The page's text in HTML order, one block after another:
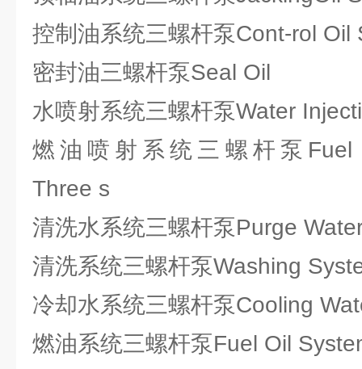
控制油系统三螺杆泵Cont-rol Oil
密封油三螺杆泵Seal Oil
水喷射系统三螺杆泵Water
燃油喷射系统三螺杆泵Fuel
Three s
清洗水系统三螺杆泵Purge
清洗系统三螺杆泵Washing
冷却水系统三螺杆泵Cooling
燃油系统三螺杆泵Fuel Oil